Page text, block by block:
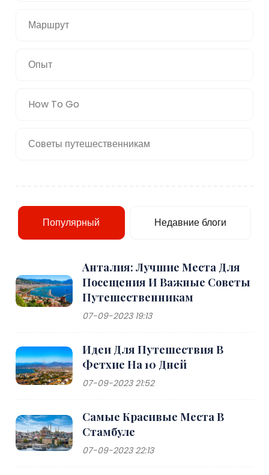
Маршрут
Опыт
How To Go
Советы путешественникам
Популярный Недавние блоги
Анталия: Лучшие Места Для
Посещения И Важные Советы
Путешественникам
07-09-2023 19:13
Идеи Для Путешествия В
Фетхие На 10 Дней
07-09-2023 21:52
Самые Красивые Места В
Стамбуле
07-09-2023 22:13